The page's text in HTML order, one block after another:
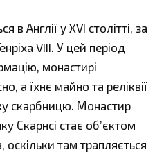
в Англії у XVI столітті, за
VIII. У цей період
монастирі
а їхнє майно та реліквії
скарбницю. Монастир
Скарнсі стає об’єктом
там трапляється